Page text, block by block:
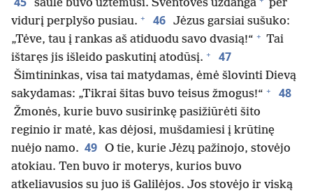
saulė buvo užtemusi. Šventovės uždanga
per
vidurį perplyšo pusiau. + 46 Jėzus garsiai sušuko:
„Tėve, tau į rankas aš atiduodu savo dvasią!“ + Tai
ištaręs jis išleido paskutinį atodūsį. + 47
Šimtininkas, visa tai matydamas, ėmė šlovinti Dievą
sakydamas: „Tikrai šitas buvo teisus žmogus!“ + 48
Žmonės, kurie buvo susirinkę pasižiūrėti šito
reginio ir matė, kas dėjosi, mušdamiesi į krūtinę
nuėjo namo. 49 O tie, kurie Jėzų pažinojo, stovėjo
atokiau. Ten buvo ir moterys, kurios buvo
atkeliavusios su juo iš Galilėjos. Jos stovėjo ir viską